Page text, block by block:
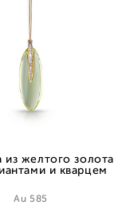
из желтого золота
и кварцем
Au 585